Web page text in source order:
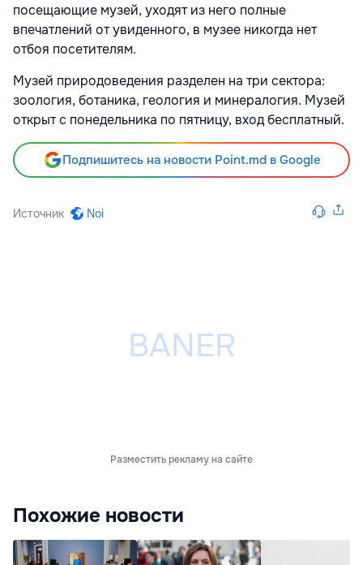
посещающие музей, уходят из него полные
впечатлений от увиденного, в музее никогда нет
отбоя посетителям.
Музей природоведения разделен на три сектора:
зоология, ботаника, геология и минералогия. Музей
открыт с понедельника по пятницу, вход бесплатный.
Подпишитесь на новости Point.md в Google
Источник Noi
Разместить рекламу на сайте
Похожие новости